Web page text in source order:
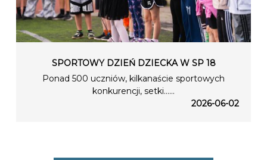
SPORTOWY DZIEŃ DZIECKA W SP 18
Ponad 500 uczniów, kilkanaście sportowych
konkurencji, setki…...
2026-06-02